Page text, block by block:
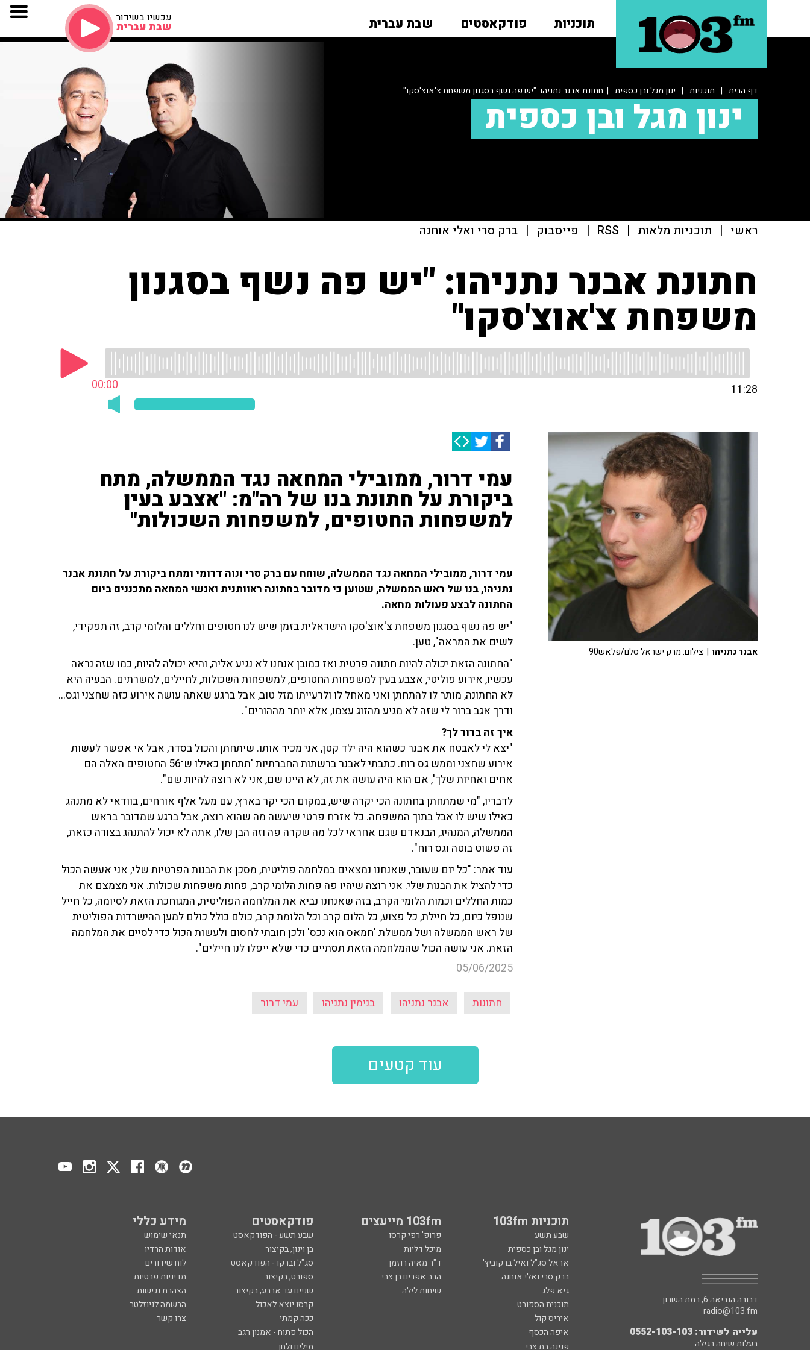
תוכניות פודקאסטים שבת עברית עכשיו בשידור
שבת עברית
דף הבית | תוכניות | ינון מגל ובן כספית | חתונת אבנר נתניהו: "יש פה נשף בסגנון משפחת צ'אוצ'סקו"
ינון מגל ובן כספית
ראשי | תוכניות מלאות |
RSS
| פייסבוק | ברק סרי ואלי אוחנה
חתונת אבנר נתניהו: "יש פה נשף בסגנון
משפחת צ'אוצ'סקו"
00:00 11:28
עמי דרור, ממובילי המחאה נגד הממשלה, מתח
ביקורת על חתונת בנו של רה"מ: "אצבע בעין
למשפחות החטופים, למשפחות השכולות"
עמי דרור, ממובילי המחאה נגד הממשלה, שוחח עם ברק סרי ונוה דרומי ומתח ביקורת על חתונת אבנר
נתניהו, בנו של ראש הממשלה, שטוען כי מדובר בחתונה ראוותנית ואנשי המחאה מתכננים ביום
החתונה לבצע פעולות מחאה.
"יש פה נשף בסגנון משפחת צ'אוצ'סקו הישראלית בזמן שיש לנו חטופים וחללים והלומי קרב, זה תפקידי,
לשים את המראה", טען.
"החתונה הזאת יכולה להיות חתונה פרטית ואז כמובן אנחנו לא נגיע אליה, והיא יכולה להיות, כמו שזה נראה
עכשיו, אירוע פוליטי, אצבע בעין למשפחות החטופים, למשפחות השכולות, לחיילים, למשרתים. הבעיה היא
לא החתונה, מותר לו להתחתן ואני מאחל לו ולרעייתו מזל טוב, אבל ברגע שאתה עושה אירוע כזה שחצני וגס...
ודרך אגב ברור לי שזה לא מגיע מהזוג עצמו, אלא יותר מההורים".
איך זה ברור לך?
"יצא לי לאבטח את אבנר כשהוא היה ילד קטן, אני מכיר אותו. שיתחתן והכול בסדר, אבל אי אפשר לעשות
אירוע שחצני וממש גס רוח. כתבתי לאבנר ברשתות החברתיות 'תתחתן כאילו ש־56 החטופים האלה הם
אחים ואחיות שלך', אם הוא היה עושה את זה, לא היינו שם, אני לא רוצה להיות שם".
לדבריו, "מי שמתחתן בחתונה הכי יקרה שיש, במקום הכי יקר בארץ, עם מעל אלף אורחים, בוודאי לא מתנהג
כאילו שיש לו אבל בתוך המשפחה. כל אזרח פרטי שיעשה מה שהוא רוצה, אבל ברגע שמדובר בראש
הממשלה, המנהיג, הבנאדם שגם אחראי לכל מה שקרה פה וזה הבן שלו, אתה לא יכול להתנהג בצורה כזאת,
זה פשוט בוטה וגס רוח".
עוד אמר: "כל יום שעובר, שאנחנו נמצאים במלחמה פוליטית, מסכן את הבנות הפרטיות שלי, אני אעשה הכול
כדי להציל את הבנות שלי. אני רוצה שיהיו פה פחות הלומי קרב, פחות משפחות שכולות. אני מצמצם את
כמות החללים וכמות הלומי הקרב, בזה שאנחנו נביא את המלחמה הפוליטית, המגוחכת הזאת לסיומה, כל חייל
שנופל כיום, כל חיילת, כל פצוע, כל הלום קרב וכל הלומת קרב, כולם כולל כולם למען ההישרדות הפוליטית
של ראש הממשלה ושל ממשלת 'חמאס הוא נכס' ולכן חובתי לחסום ולעשות הכול כדי לסיים את המלחמה
הזאת. אני עושה הכול שהמלחמה הזאת תסתיים כדי שלא ייפלו לנו חיילים".
05/06/2025
חתונות אבנר נתניהו בנימין נתניהו עמי דרור
אבנר נתניהו | צילום: מרק ישראל סלם/פלאש90
עוד קטעים
תוכניות 103fm 103fm מייעצים פודקאסטים מידע כללי
שבע תשע פרופ' רפי קרסו שבע תשע - הפודקאסט
תנאי שימוש
ינון מגל ובן כספית
מיכל דליות בן וינון, בקיצור
אודות הרדיו
אראל סג"ל ואיל ברקוביץ'
ד"ר מאיה רוזמן סג"ל וברקו - הפודקאסט
לוח שידורים
ברק סרי ואלי אוחנה
הרב אפרים בן צבי ספורט, בקיצור
מדיניות פרטיות
גיא פלג
שיחות לילה שניים עד ארבע, בקיצור
הצהרת נגישות
תוכנית הספורט
קרסו יוצא לאכול
הרשמה לניוזלטר
איריס קול
ככה קמתי
צרו קשר
איפה הכסף
הכול פתוח - אמנון רגב
פנינה בת צבי
מילים ולחן
דבורה הנביאה 6, רמת השרון
radio@103.fm
עלייה לשידור: 0552-103-103
בעלות שיחה רגילה